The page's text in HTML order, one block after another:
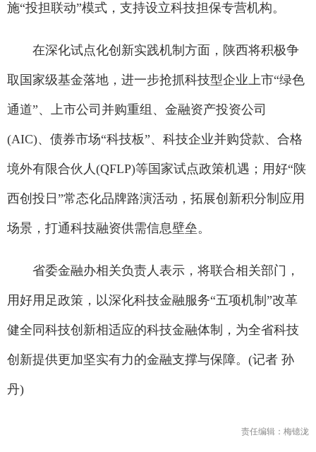
施“投担联动”模式，支持设立科技担保专营机构。
在深化试点化创新实践机制方面，陕西将积极争
取国家级基金落地，进一步抢抓科技型企业上市“绿色
通道”、上市公司并购重组、金融资产投资公司
(AIC)、债券市场“科技板”、科技企业并购贷款、合格
境外有限合伙人(QFLP)等国家试点政策机遇；用好“陕
西创投日”常态化品牌路演活动，拓展创新积分制应用
场景，打通科技融资供需信息壁垒。
省委金融办相关负责人表示，将联合相关部门，
用好用足政策，以深化科技金融服务“五项机制”改革
健全同科技创新相适应的科技金融体制，为全省科技
创新提供更加坚实有力的金融支撑与保障。(记者 孙
丹)
责任编辑：梅镱泷